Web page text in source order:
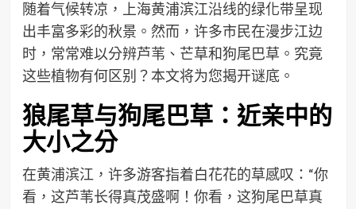
随着气候转凉，上海黄浦滨江沿线的绿化带呈现
出丰富多彩的秋景。然而，许多市民在漫步江边
时，常常难以分辨芦苇、芒草和狗尾巴草。究竟
这些植物有何区别？本文将为您揭开谜底。
狼尾草与狗尾巴草：近亲中的
大小之分
在黄浦滨江，许多游客指着白花花的草感叹：“你
看，这芦苇长得真茂盛啊！你看，这狗尾巴草真